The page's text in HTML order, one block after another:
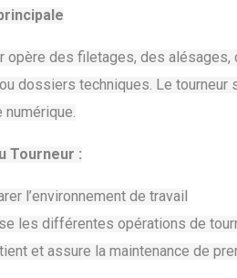
opère des filetages, des
dossiers techniques. Le
numérique.
Tourneur :
l’environnement de travail
les différentes opérations de
et assure la maintenance de